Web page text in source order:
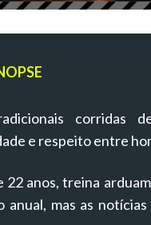
corridas
e respeito entre
22 anos, treina
mas as